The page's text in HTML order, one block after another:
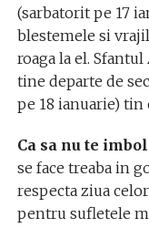
(sarbatorit pe 17
blestemele si
roaga la el.
tine departe de
pe 18 ianuarie) tin
Ca sa nu te
se face treaba in
respecta ziua
pentru sufletele